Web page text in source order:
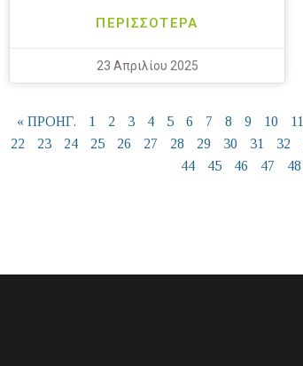
ΠΕΡΙΣΣΟΤΕΡΑ
23 Απριλίου 2025
« ΠΡΟΗΓ. 1 2 3 4 5 6 7 8 9 10 11
22 23 24 25 26 27 28 29 30 31 32
44
45 46 47 48